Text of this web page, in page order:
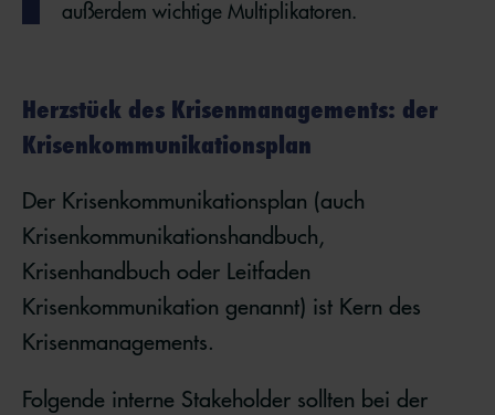
außerdem wichtige Multiplikatoren.
Herzstück des Krisenmanagements: der
Krisenkommunikationsplan
Der Krisenkommunikationsplan (auch
Krisenkommunikationshandbuch,
Krisenhandbuch oder Leitfaden
Krisenkommunikation genannt) ist Kern des
Krisenmanagements.
Folgende interne Stakeholder sollten bei der